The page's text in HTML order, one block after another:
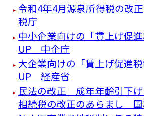
令和4年4月源泉所得税の改
税庁
中小企業向けの「賃上げ促
UP 中企庁
大企業向けの「賃上げ促進
UP 経産省
⺠法の改正 成年年齢引下げ
相続税の改正のあらまし